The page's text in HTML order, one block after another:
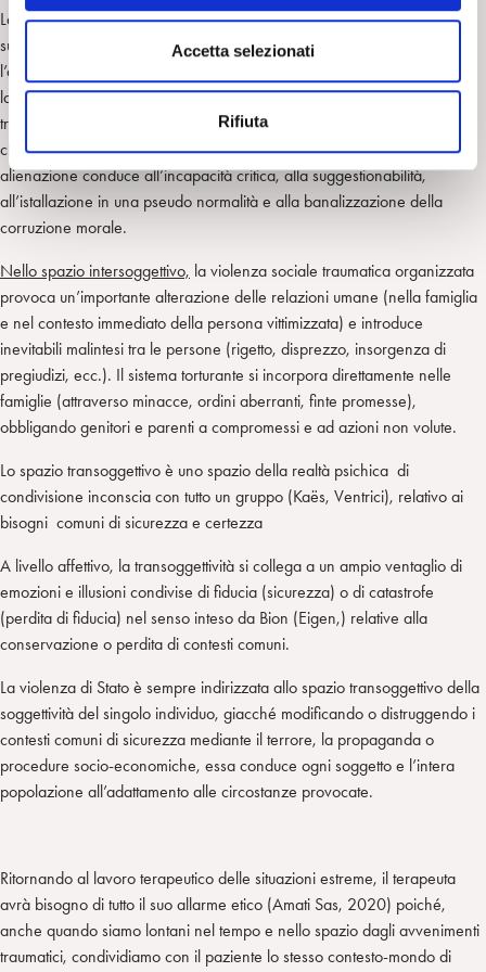
n
s
e
n
s
Accetta selezionati
Rifiuta
La loro intenzione è d’imporre alla vittima un’autorità (di aspetto
superegoico) parassitaria, arbitraria ed equivoca che permette
l’assassinio, il furto, l’impostura, e che vuole impedire il pensiero critico,
la comprensione, l’etica e il riconoscimento dell’alterità. Essi cercano di
trasformare i loro bersagli in individui indefiniti, imprecisi e manipolabili
che non possano difendere le proprie appartenenze, in cui lo stato di
alienazione conduce all’incapacità critica, alla suggestionabilità,
all’istallazione in una pseudo normalità e alla banalizzazione della
corruzione morale.
Nello spazio intersoggettivo, la violenza sociale traumatica organizzata
provoca un’importante alterazione delle relazioni umane (nella famiglia
e nel contesto immediato della persona vittimizzata) e introduce
inevitabili malintesi tra le persone (rigetto, disprezzo, insorgenza di
pregiudizi, ecc.). Il sistema torturante si incorpora direttamente nelle
famiglie (attraverso minacce, ordini aberranti, finte promesse),
obbligando genitori e parenti a compromessi e ad azioni non volute.
Lo spazio transoggettivo è uno spazio della realtà psichica di
condivisione inconscia con tutto un gruppo (Kaës, Ventrici), relativo ai
bisogni comuni di sicurezza e certezza
A livello affettivo, la transoggettività si collega a un ampio ventaglio di
emozioni e illusioni condivise di fiducia (sicurezza) o di catastrofe
(perdita di fiducia) nel senso inteso da Bion (Eigen,) relative alla
conservazione o perdita di contesti comuni.
La violenza di Stato è sempre indirizzata allo spazio transoggettivo della
soggettività del singolo individuo, giacché modificando o distruggendo i
contesti comuni di sicurezza mediante il terrore, la propaganda o
procedure socio-economiche, essa conduce ogni soggetto e l’intera
popolazione all’adattamento alle circostanze provocate.
Ritornando al lavoro terapeutico delle situazioni estreme, il terapeuta
avrà bisogno di tutto il suo allarme etico (Amati Sas, 2020) poiché,
anche quando siamo lontani nel tempo e nello spazio dagli avvenimenti
traumatici, condividiamo con il paziente lo stesso contesto-mondo di